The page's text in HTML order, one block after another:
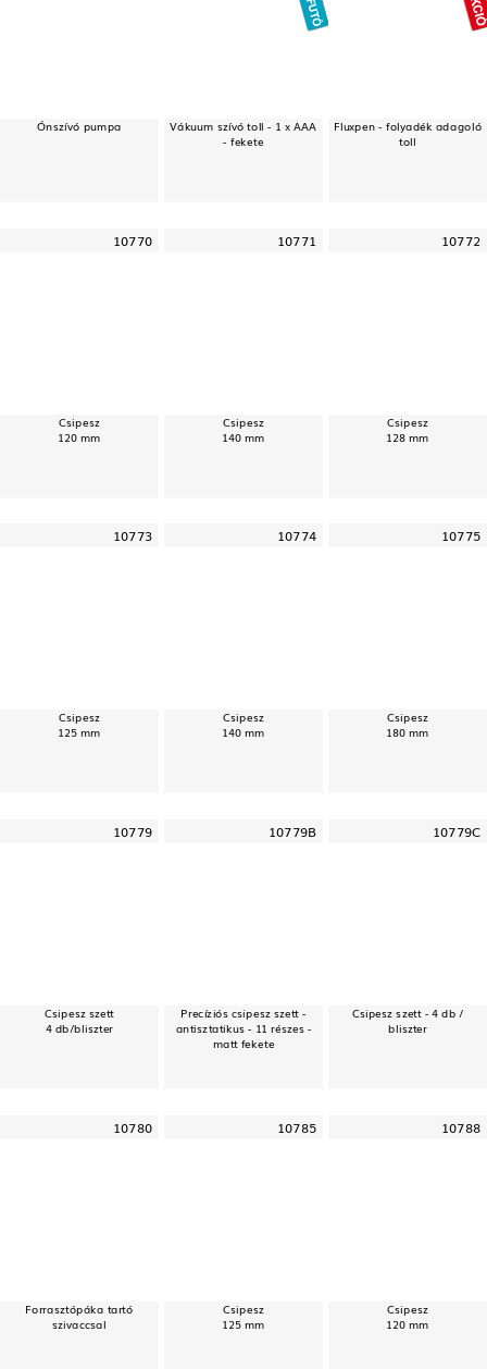
Ónszívó pumpa Vákuum szívó toll - 1 x AAA
- fekete
Fluxpen - folyadék adagoló
toll
10770
Csipesz
120 mm
10771
Csipesz
140 mm
10772
Csipesz
128 mm
10773
Csipesz
125 mm
10774
Csipesz
140 mm
10775
Csipesz
180 mm
10779
Csipesz szett
4 db/bliszter
10779B
Precíziós csipesz szett -
antisztatikus - 11 részes -
matt fekete
10779C
Csipesz szett - 4 db /
bliszter
10780
Forrasztópáka tartó
szivaccsal
10785
Csipesz
125 mm
10788
Csipesz
120 mm